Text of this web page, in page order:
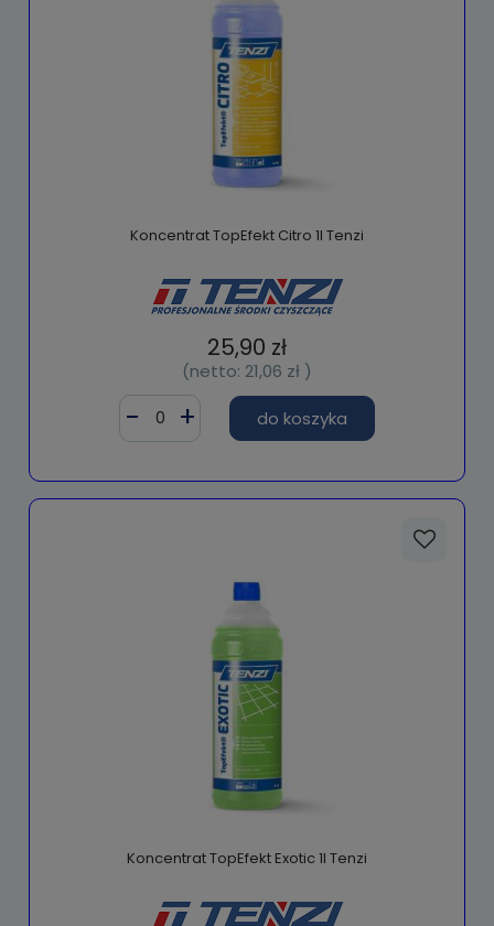
Koncentrat TopEfekt Citro 1l Tenzi
25,90 zł
(netto: 21,06 zł )
do koszyka
Koncentrat TopEfekt Exotic 1l Tenzi